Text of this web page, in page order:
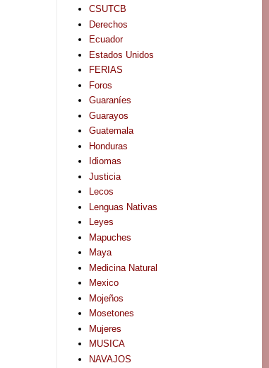
CSUTCB
Derechos
Ecuador
Estados Unidos
FERIAS
Foros
Guaraníes
Guarayos
Guatemala
Honduras
Idiomas
Justicia
Lecos
Lenguas Nativas
Leyes
Mapuches
Maya
Medicina Natural
Mexico
Mojeños
Mosetones
Mujeres
MUSICA
NAVAJOS